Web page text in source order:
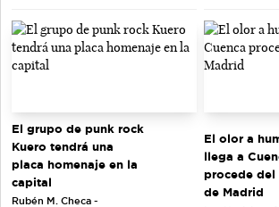
El grupo de punk rock
Kuero tendrá una
placa homenaje en la
capital
Rubén M. Checa -
El olor a
llega a
procede del
de Madrid